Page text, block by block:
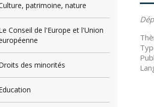
patrimoine, nature
Conseil de l'Europe et l'Union
des minorités